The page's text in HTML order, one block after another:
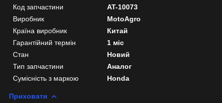
Код запчастини
AT-10073
Виробник
MotoAgro
Країна виробник
Китай
Гарантійний термін
1 міс
Стан
Новий
Тип запчастини
Аналог
Сумісність з маркою
Honda
Приховати